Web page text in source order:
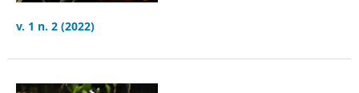
v. 1 n. 2 (2022)